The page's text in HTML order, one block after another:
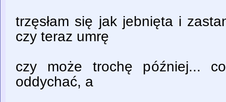
trzęsłam się jak jebnięta i
czy teraz umrę
czy może trochę później...
oddychać, a